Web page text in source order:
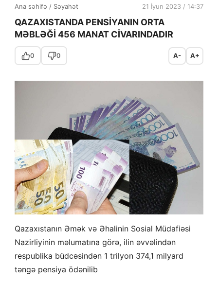
Ana səhifə / Səyahət 21 İyun 2023 / 14:37
QAZAXISTANDA PENSİYANIN ORTA
MƏBLƏĞİ 456 MANAT CİVARINDADIR
0 0 A- A+
Qazaxıstanın Əmək və Əhalinin Sosial Müdafiəsi
Nazirliyinin məlumatına görə, ilin əvvəlindən
respublika büdcəsindən 1 trilyon 374,1 milyard
təngə pensiya ödənilib